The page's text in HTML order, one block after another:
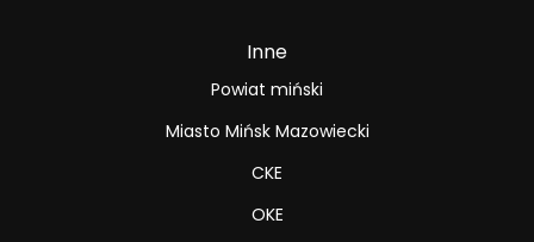
Inne
Powiat miński
Miasto Mińsk Mazowiecki
CKE
OKE